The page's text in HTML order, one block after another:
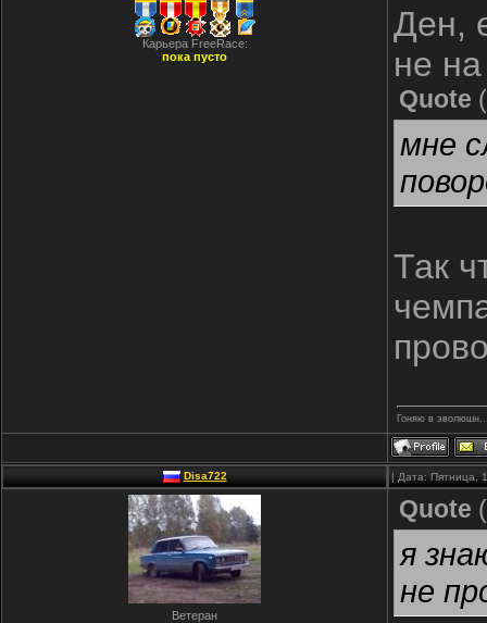
Карьера FreeRace:
пока пусто
Ден,
не
Quote (
мне
Так
Гоняю в
Disa722 | Дата: Пятница,
Ветеран
Quote (
я
не